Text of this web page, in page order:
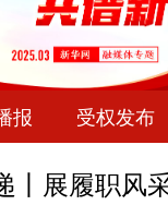
报 受权发布
丨展履职风